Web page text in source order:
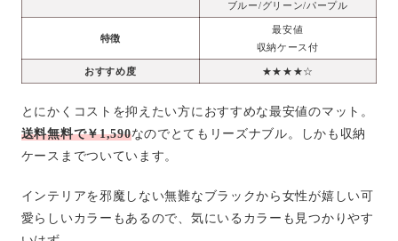
ブルー/グリーン/パープル
特徴
最安値
収納ケース付
おすすめ度 ★★★★☆
とにかくコストを抑えたい方におすすめな最安値のマット。
送料無料で￥1,590なのでとてもリーズナブル。しかも収納
ケースまでついています。
インテリアを邪魔しない無難なブラックから女性が嬉しい可
愛らしいカラーもあるので、気にいるカラーも見つかりやす